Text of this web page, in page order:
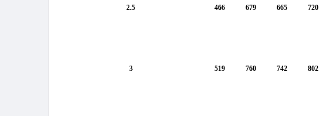
2.5 466 679 665 720
3 519 760 742 802